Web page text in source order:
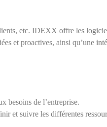
etc. IDEXX offre les
et proactives, ainsi qu’une
besoins de l’entreprise.
et suivre les différentes